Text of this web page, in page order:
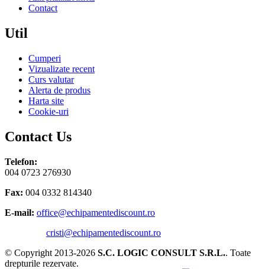
Contact
Util
Cumperi
Vizualizate recent
Curs valutar
Alerta de produs
Harta site
Cookie-uri
Contact Us
Telefon:
004 0723 276930
Fax: 004 0332 814340
E-mail: office@echipamentediscount.ro
cristi@echipamentediscount.ro
© Copyright 2013-2026 S.C. LOGIC CONSULT S.R.L.. Toate
drepturile rezervate.